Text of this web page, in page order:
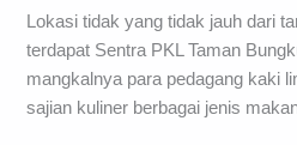
Lokasi tidak yang tidak jauh dari
terdapat Sentra PKL Taman
mangkalnya para pedagang kaki
sajian kuliner berbagai jenis